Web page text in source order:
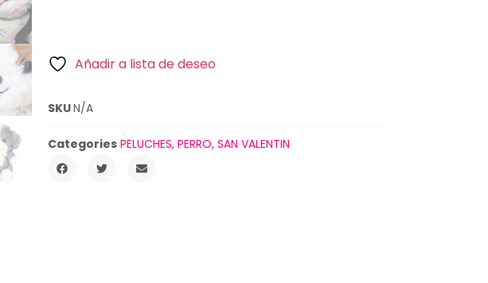
Añadir a lista de deseo
SKUN/A
Categories PELUCHES,PERRO,SAN VALENTIN